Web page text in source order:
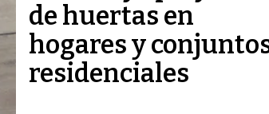
de huertas en
hogares y
residenciales